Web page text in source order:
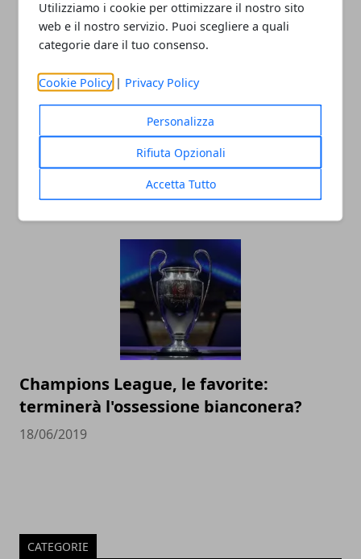
Utilizziamo i cookie per ottimizzare il nostro sito
web e il nostro servizio. Puoi scegliere a quali
categorie dare il tuo consenso.
Cookie Policy | Privacy Policy
Personalizza
Rifiuta Opzionali
Accetta Tutto
Le imprese più grandi nel calcio
dilettantistico in Italia
Champions League, le favorite:
terminerà l'ossessione bianconera?
18/06/2019
CATEGORIE